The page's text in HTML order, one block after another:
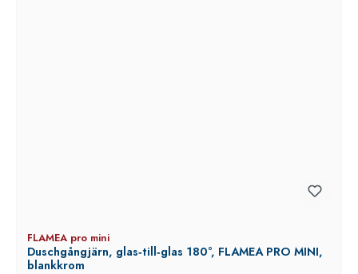
FLAMEA pro mini
Duschgångjärn, glas‑till‑glas 180°, FLAMEA PRO MINI,
blankkrom